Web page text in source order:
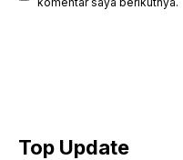
Top Update